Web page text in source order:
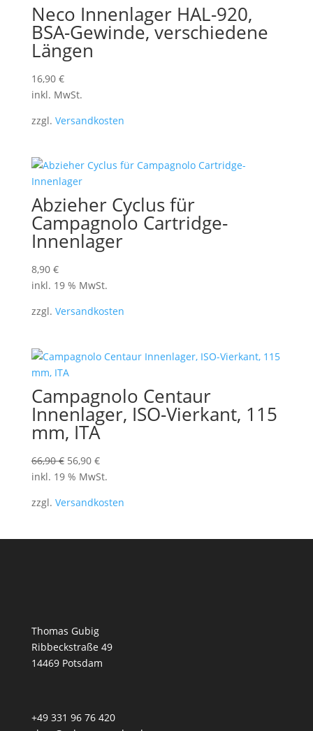
Neco Innenlager HAL-920,
BSA-Gewinde, verschiedene
Längen
16,90 €
inkl. MwSt.
zzgl. Versandkosten
Abzieher Cyclus für
Campagnolo Cartridge-
Innenlager
8,90 €
inkl. 19 % MwSt.
zzgl. Versandkosten
Campagnolo Centaur
Innenlager, ISO-Vierkant, 115
mm, ITA
66,90€ Ursprünglicher
Preis
66,90 €
56,90 €Aktueller
Preis
56,90 €.
inkl. 19 % MwSt.
zzgl. Versandkosten
Thomas Gubig
Ribbeckstraße 49
14469 Potsdam
+49 331 96 76 420